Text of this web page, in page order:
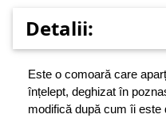
Detalii:
Este o comoară care
înțelept, deghizat în
modifică după cum îi este